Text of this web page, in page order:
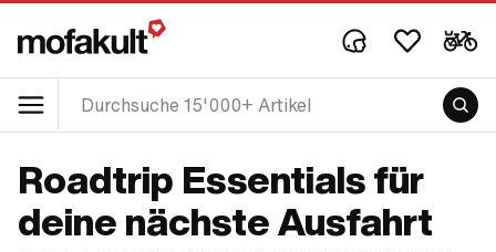
Roadtrip Essentials für
deine nächste Ausfahrt